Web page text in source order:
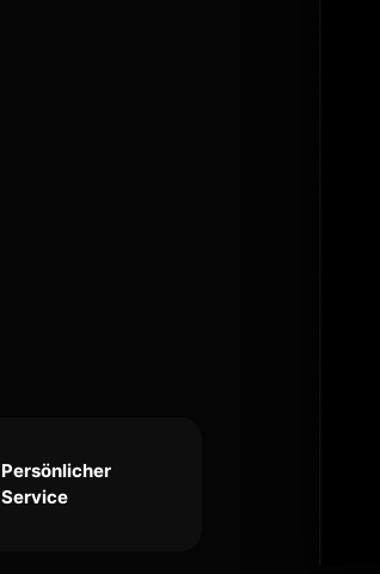
Persönlicher
Service